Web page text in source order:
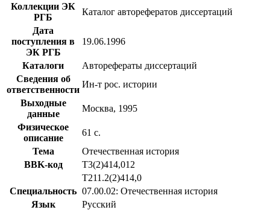
Коллекции ЭК
РГБ
Каталог авторефератов диссертаций
Дата
поступления в
ЭК РГБ
19.06.1996
Каталоги
Авторефераты диссертаций
Сведения об
ответственности
Ин-т рос. истории
Выходные
данные
Москва, 1995
Физическое
описание
61 с.
Тема
Отечественная история
BBK-код
Т3(2)414,012
Т211.2(2)414,0
Специальность 07.00.02: Отечественная история
Язык
Русский